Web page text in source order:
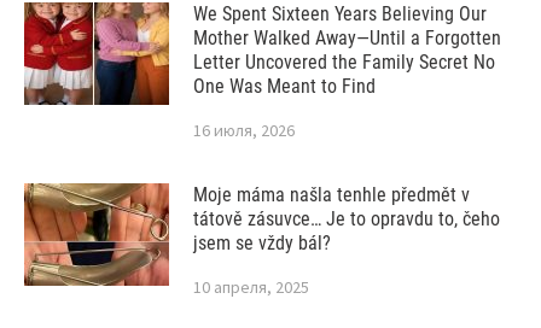
We Spent Sixteen Years Believing Our
Mother Walked Away—Until a Forgotten
Letter Uncovered the Family Secret No
One Was Meant to Find
16 июля, 2026
Moje máma našla tenhle předmět v
tátově zásuvce… Je to opravdu to, čeho
jsem se vždy bál?
10 апреля, 2025